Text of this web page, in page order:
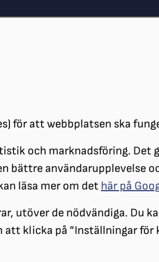
för att webbplatsen ska
och marknadsföring. Det
bättre användarupplevelse
läsa mer om det här på
utöver de nödvändiga. Du
klicka på ”Inställningar för
SKÅNE SRF SKÅNES